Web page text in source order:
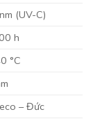
(UV-C)
h
°C
– Đức